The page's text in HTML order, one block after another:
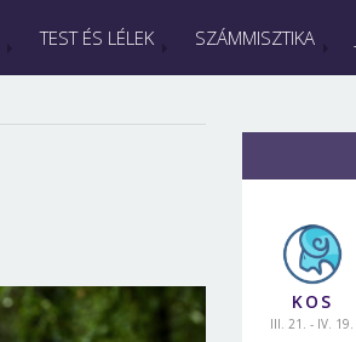
TEST ÉS LÉLEK SZÁMMISZTIKA
KOS
III. 21. - IV. 19.